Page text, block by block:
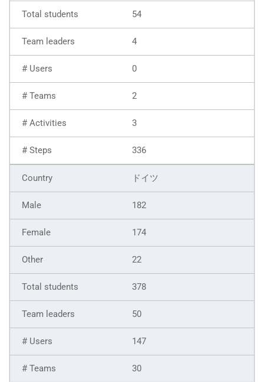
54
4
0
2
3
336
ドイツ
182
174
22
378
50
147
30